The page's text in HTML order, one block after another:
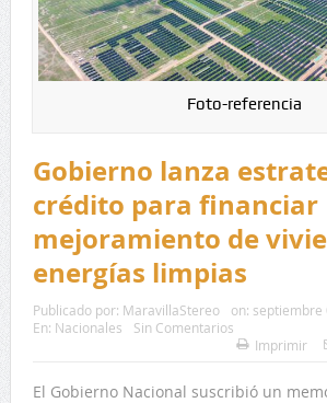
Foto-referencia
Gobierno lanza
crédito para financiar
mejoramiento de
energías limpias
Publicado por: MaravillaStereo on: septiembre
En: Nacionales
Sin Comentarios
Imprimir
El Gobierno Nacional suscribió un